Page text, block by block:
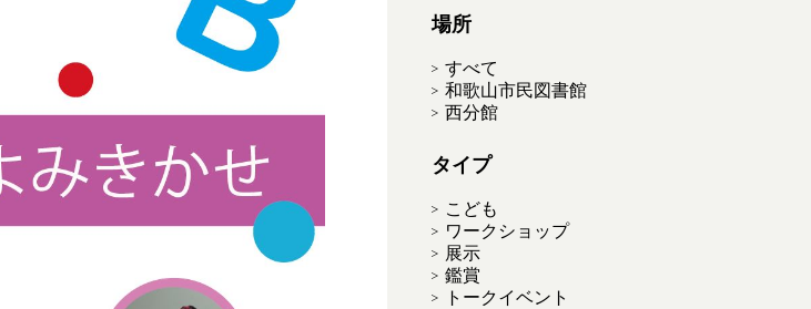
場所
すべて
和歌山市民図書館
西分館
タイプ
こども
ワークショップ
展示
鑑賞
トークイベント